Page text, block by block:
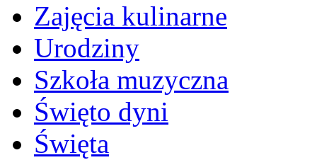
Zajęcia kulinarne
Urodziny
Szkoła muzyczna
Święto dyni
Święta